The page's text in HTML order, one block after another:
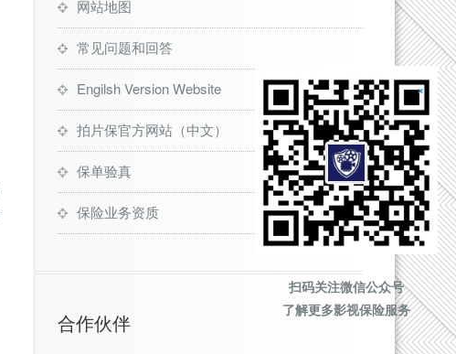
网站地图
常见问题和回答
Engilsh Version Website
拍片保官方网站（中文）
保单验真
保险业务资质
合作伙伴
扫码关注微信公众号
了解更多影视保险服务